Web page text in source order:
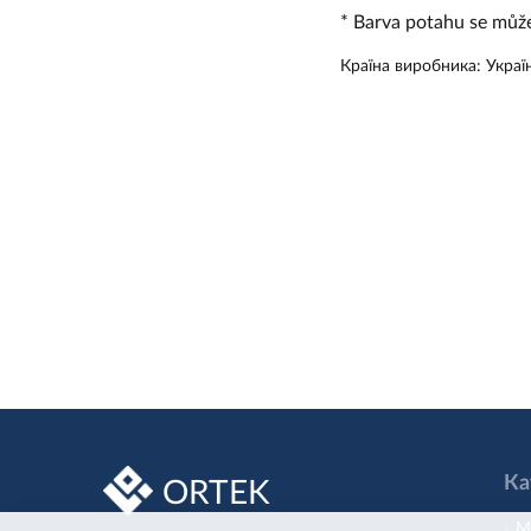
* Barva potahu se
Країна виробника:
ORTEK